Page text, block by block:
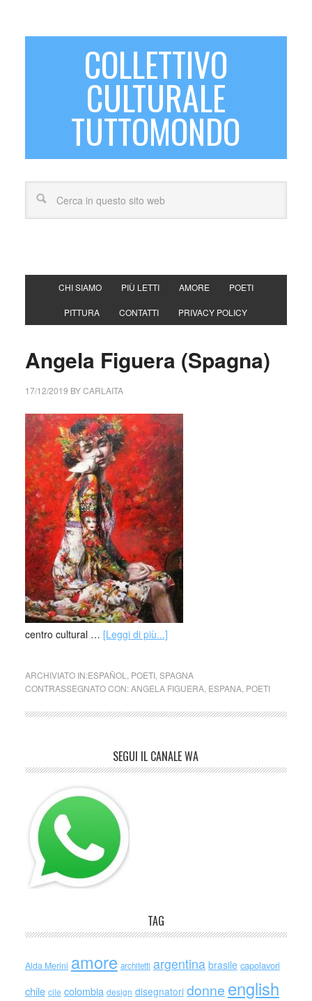
COLLETTIVO
CULTURALE
TUTTOMONDO
CHI SIAMO PIÙ LETTI AMORE POETI
PITTURA CONTATTI PRIVACY POLICY
Angela Figuera (Spagna)
17/12/2019 BYCARLAITA
centro cultural … [Leggi di più...]
ARCHIVIATO IN:ESPAÑOL POETI, SPAGNA
CONTRASSEGNATO CON:ANGELA FIGUERA, ESPANA, POETI
SEGUI IL CANALE WA
TAG
Alda Merini amore architetti argentina brasile capolavori
chile cile colombia design disegnatori donne english